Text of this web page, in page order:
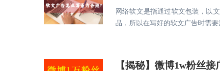
网络软文是指通过软文包装，以
品，所以在写好的软文广告时需
【揭秘】微博1w粉丝